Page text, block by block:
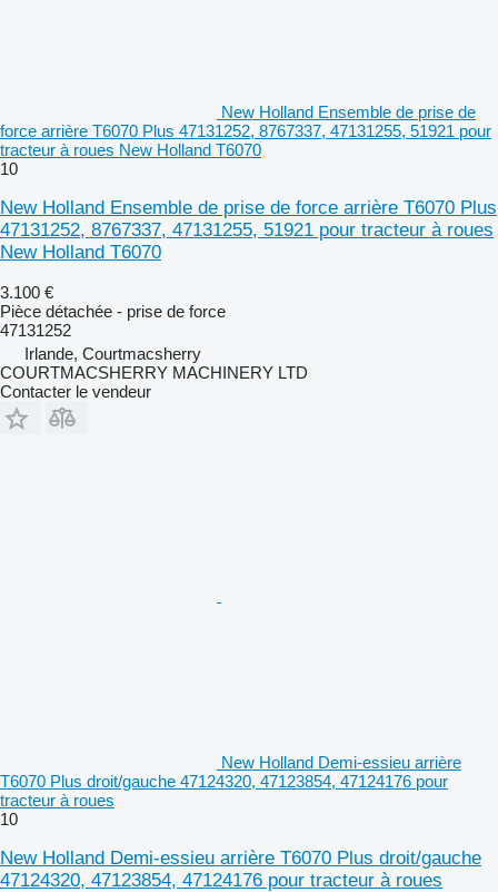
New Holland Ensemble de prise de
force arrière T6070 Plus 47131252, 8767337, 47131255, 51921 pour
tracteur à roues New Holland T6070
10
New Holland Ensemble de prise de force arrière T6070 Plus
47131252, 8767337, 47131255, 51921 pour tracteur à roues
New Holland T6070
3.100 €
Pièce détachée - prise de force
47131252
Irlande, Courtmacsherry
COURTMACSHERRY MACHINERY LTD
Contacter le vendeur
New Holland Demi-essieu arrière
T6070 Plus droit/gauche 47124320, 47123854, 47124176 pour
tracteur à roues
10
New Holland Demi-essieu arrière T6070 Plus droit/gauche
47124320, 47123854, 47124176 pour tracteur à roues